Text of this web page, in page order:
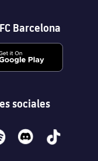
Barcelona
sociales
discord tiktok